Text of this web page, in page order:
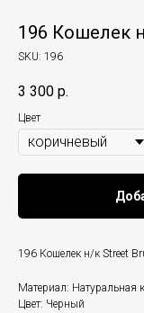
196 Кошелек
SKU: 196
3 300 р.
Цвет
196 Кошелек н/к Street
Материал: Натуральная
Цвет: Черный